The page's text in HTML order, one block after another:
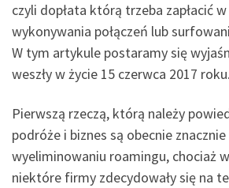
czyli dopłata którą trzeba zapłacić
wykonywania połączeń lub
W tym artykule postaramy się
weszły w życie 15 czerwca 2017 roku.
Pierwszą rzeczą, którą należy
podróże i biznes są obecnie
wyeliminowaniu roamingu, chociaż
niektóre firmy zdecydowały się na